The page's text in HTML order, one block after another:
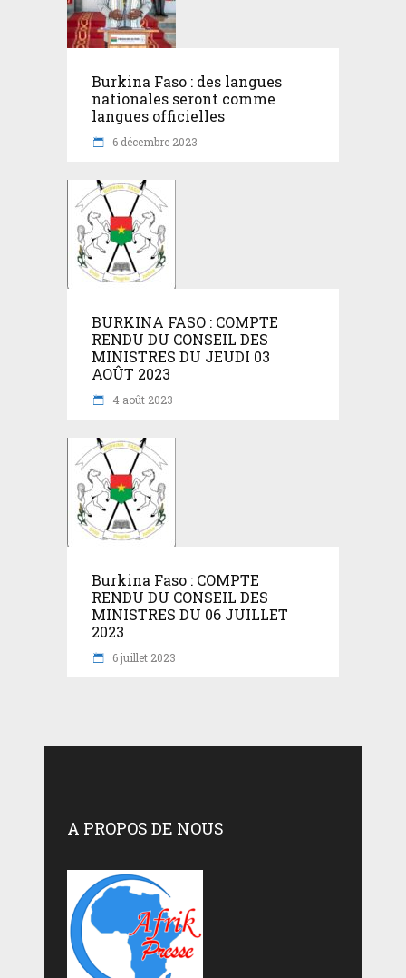
Burkina Faso : des langues
nationales seront comme
langues officielles
6 décembre 2023
BURKINA FASO : COMPTE
RENDU DU CONSEIL DES
MINISTRES DU JEUDI 03
AOÛT 2023
4 août 2023
Burkina Faso : COMPTE
RENDU DU CONSEIL DES
MINISTRES DU 06 JUILLET
2023
6 juillet 2023
A PROPOS DE NOUS